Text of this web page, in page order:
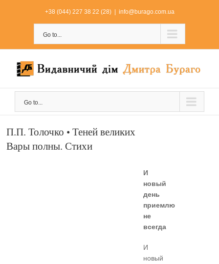
+38 (044) 227 38 22 (28) info@burago.com.ua
Go to...
Go to...
П.П. Толочко • Теней великих
Вары полны. Стихи
И
новый
день
приемлю
не
всегда
И
новый